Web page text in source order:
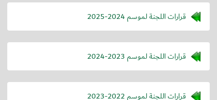
قرارات اللجنة لموسم 2024-2025
قرارات اللجنة لموسم 2023-2024
قرارات اللجنة لموسم 2022-2023